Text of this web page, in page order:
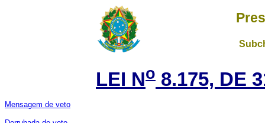
LEI No 8.175, DE
Mensagem de veto